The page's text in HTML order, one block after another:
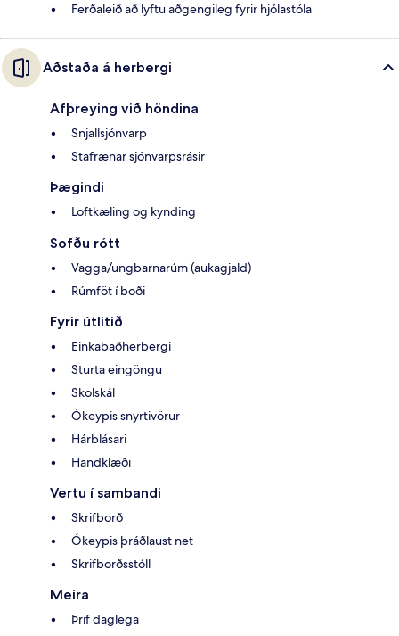
Ferðaleið að lyftu aðgengileg fyrir hjólastóla
Aðstaða á herbergi
Afþreying við höndina
Snjallsjónvarp
Stafrænar sjónvarpsrásir
Þægindi
Loftkæling og kynding
Sofðu rótt
Vagga/ungbarnarúm (aukagjald)
Rúmföt í boði
Fyrir útlitið
Einkabaðherbergi
Sturta eingöngu
Skolskál
Ókeypis snyrtivörur
Hárblásari
Handklæði
Vertu í sambandi
Skrifborð
Ókeypis þráðlaust net
Skrifborðsstóll
Meira
Þrif daglega